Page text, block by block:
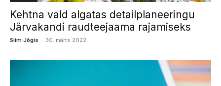
Kehtna vald algatas detailplaneeringu
Järvakandi raudteejaama rajamiseks
Siim Jõgis - 30. märts 2022